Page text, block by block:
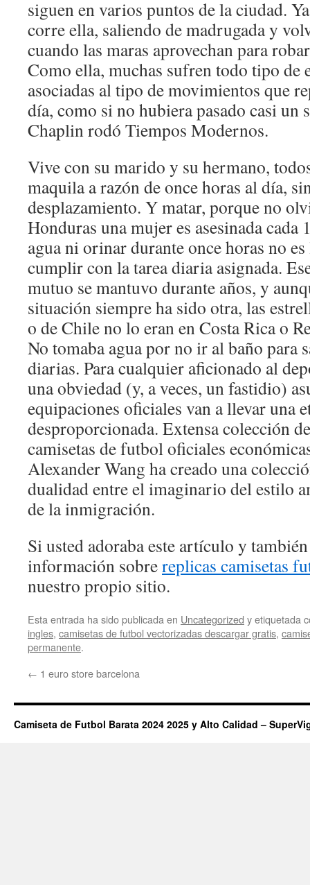
siguen en varios puntos de la ciudad.
corre ella, saliendo de madrugada y
cuando las maras aprovechan para
Como ella, muchas sufren todo tipo de
asociadas al tipo de movimientos que
día, como si no hubiera pasado casi un
Chaplin rodó Tiempos Modernos.
Vive con su marido y su hermano,
maquila a razón de once horas al día,
desplazamiento. Y matar, porque no
Honduras una mujer es asesinada cada
agua ni orinar durante once horas no
cumplir con la tarea diaria asignada.
mutuo se mantuvo durante años, y
situación siempre ha sido otra, las
o de Chile no lo eran en Costa Rica o
No tomaba agua por no ir al baño para
diarias. Para cualquier aficionado al
una obviedad (y, a veces, un fastidio)
equipaciones oficiales van a llevar una
desproporcionada. Extensa colección
camisetas de futbol oficiales
Alexander Wang ha creado una
dualidad entre el imaginario del estilo
de la inmigración.
Si usted adoraba este artículo y
información sobrereplicas camisetas
nuestro propio sitio.
Esta entrada ha sido publicada en Uncategorized y etiquetada
ingles, camisetas de futbol vectorizadas descargar gratis,
permanente.
← 1 euro store barcelona
Camiseta de Futbol Barata 2024 2025 y Alto Calidad –